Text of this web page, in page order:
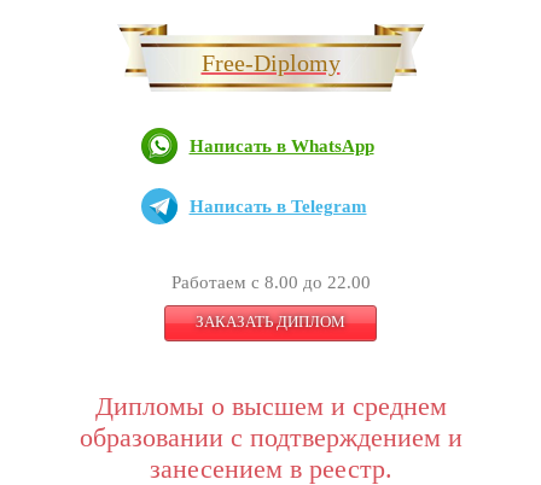
Free-Diplomy
Написать в WhatsApp
Написать в Telegram
Работаем с 8.00 до 22.00
ЗАКАЗАТЬ ДИПЛОМ
Дипломы о высшем и среднем
образовании с подтверждением и
занесением в реестр.